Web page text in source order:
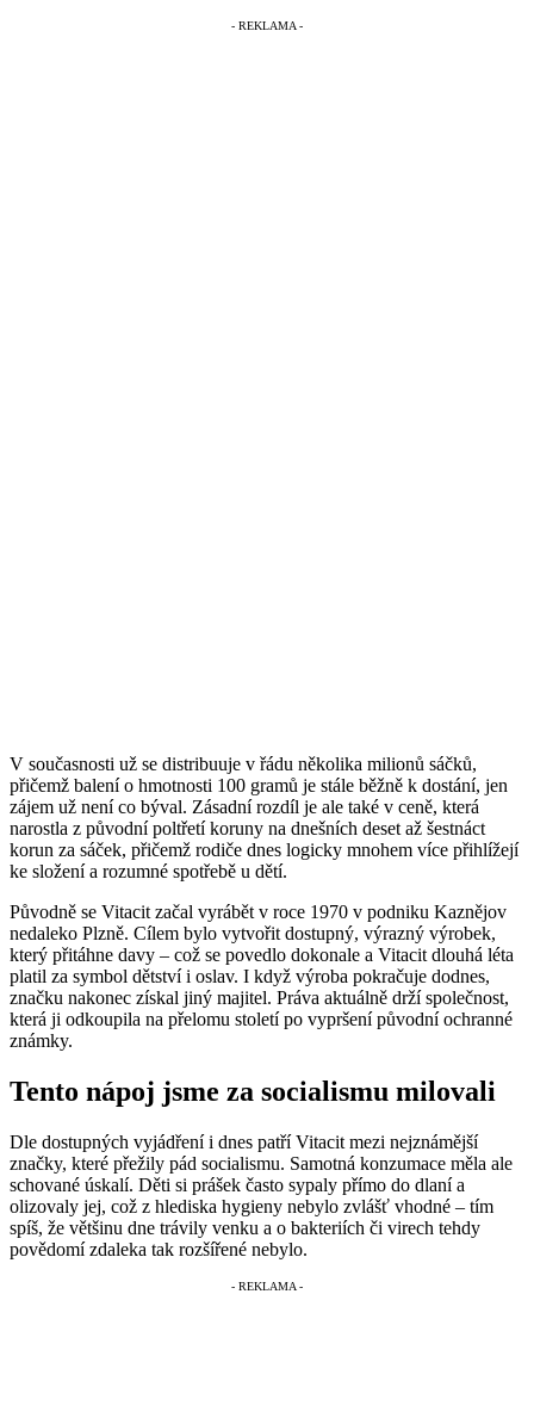
V současnosti už se distribuuje v řádu několika milionů sáčků,
přičemž balení o hmotnosti 100 gramů je stále běžně k dostání, jen
zájem už není co býval. Zásadní rozdíl je ale také v ceně, která
narostla z původní poltřetí koruny na dnešních deset až šestnáct
korun za sáček, přičemž rodiče dnes logicky mnohem více přihlížejí
ke složení a rozumné spotřebě u dětí.
Původně se Vitacit začal vyrábět v roce 1970 v podniku Kaznějov
nedaleko Plzně. Cílem bylo vytvořit dostupný, výrazný výrobek,
který přitáhne davy – což se povedlo dokonale a Vitacit dlouhá léta
platil za symbol dětství i oslav. I když výroba pokračuje dodnes,
značku nakonec získal jiný majitel. Práva aktuálně drží společnost,
která ji odkoupila na přelomu století po vypršení původní ochranné
známky.
Tento nápoj jsme za socialismu milovali
Dle dostupných vyjádření i dnes patří Vitacit mezi nejznámější
značky, které přežily pád socialismu. Samotná konzumace měla ale
schované úskalí. Děti si prášek často sypaly přímo do dlaní a
olizovaly jej, což z hlediska hygieny nebylo zvlášť vhodné – tím
spíš, že většinu dne trávily venku a o bakteriích či virech tehdy
povědomí zdaleka tak rozšířené nebylo.